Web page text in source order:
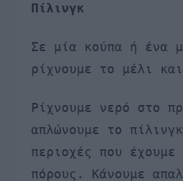
Πίλινγκ
Σε μία κούπα ή ένα
ρίχνουμε το μέλι
Ρίχνουμε νερό στο
απλώνουμε το
περιοχές που έχουμε
πόρους. Κάνουμε